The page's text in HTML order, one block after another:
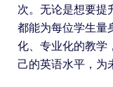
次。无论是想要提
都能为每位学生量
化、专业化的教学
己的英语水平，为